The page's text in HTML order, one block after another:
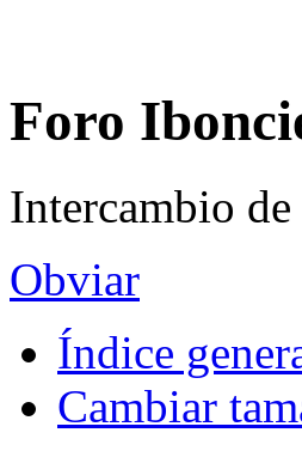
Foro
Intercambio
Obviar
Índice
Cambiar